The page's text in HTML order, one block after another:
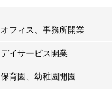
オフィス、事務所開業
デイサービス開業
保育園、幼稚園開園